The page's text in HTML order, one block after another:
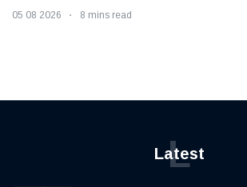
05 08 2026 8 mins read
Latest
L